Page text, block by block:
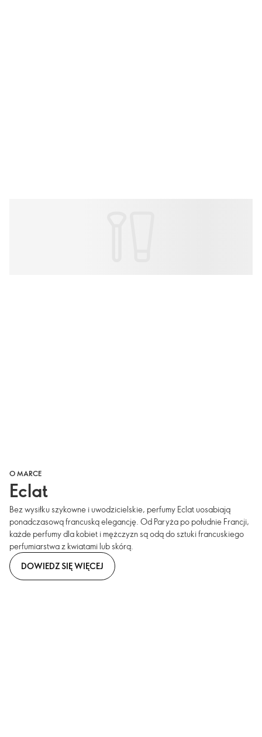
O MARCE
Eclat
Bez wysiłku szykowne i uwodzicielskie, perfumy Eclat uosabiają
ponadczasową francuską elegancję. Od Paryża po południe Francji,
każde perfumy dla kobiet i mężczyzn są odą do sztuki francuskiego
perfumiarstwa z kwiatami lub skórą.
DOWIEDZ SIĘ WIĘCEJ